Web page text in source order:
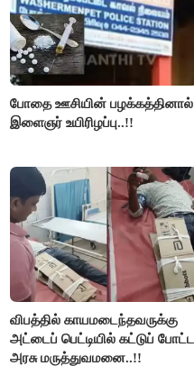
போதை ஊசியின் பழக்கத்தினால்
இளைஞர் உயிரிழப்பு..!!
விபத்தில் காயமடைந்தவருக்கு
அட்டைப் பெட்டியில் கட்டுப் போட்ட
அரசு மருத்துவமனை..!!